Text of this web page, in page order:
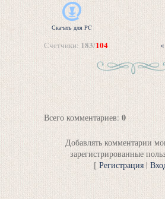
Скачать для PC
Счетчики: 183/104
Всего комментариев: 0
Добавлять комментарии
зарегистрированные
[ Регистрация|